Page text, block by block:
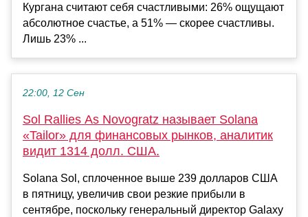
Кургана считают себя счастливыми: 26% ощущают
абсолютное счастье, а 51% — скорее счастливы.
Лишь 23% ...
22:00, 12 Сен
Sol Rallies As Novogratz называет Solana
«Tailor» для финансовых рынков, аналитик
видит 1314 долл. США.
Solana Sol, сплоченное выше 239 долларов США
в пятницу, увеличив свои резкие прибыли в
сентябре, поскольку генеральный директор Galaxy